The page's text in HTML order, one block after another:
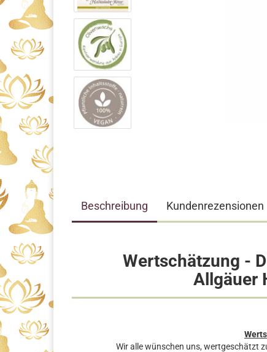
Beschreibung Kundenrezensionen
Wertschätzung -
Allgäuer
Wir alle wünschen uns, wertgeschätzt